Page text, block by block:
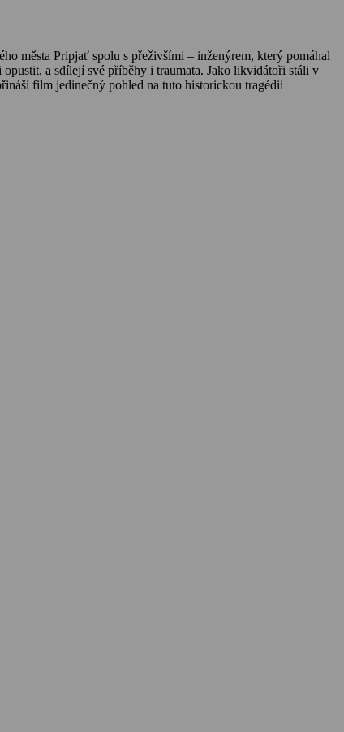
města Pripjať spolu s přeživšími – inženýrem, který pomáhal
a sdílejí své příběhy i traumata. Jako likvidátoři stáli v
film jedinečný pohled na tuto historickou tragédii